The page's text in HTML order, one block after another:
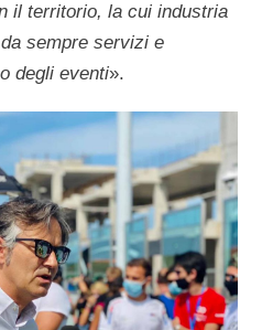
il territorio, la cui industria
sempre servizi e
degli eventi».